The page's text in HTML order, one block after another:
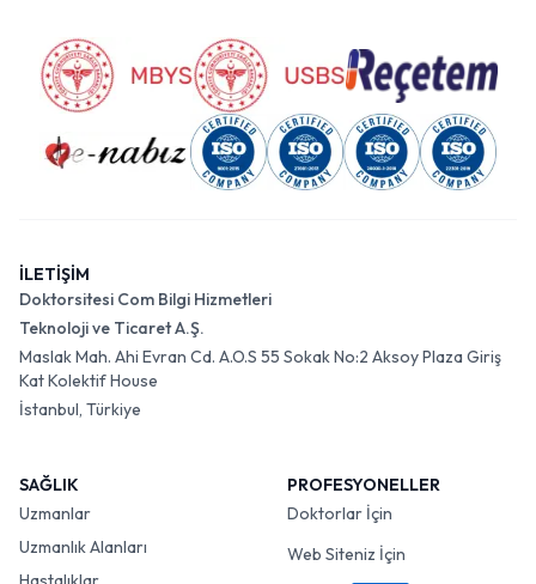
İLETİŞİM
Doktorsitesi Com Bilgi Hizmetleri
Teknoloji ve Ticaret A.Ş.
Maslak Mah. Ahi Evran Cd. A.O.S 55 Sokak No:2 Aksoy Plaza Giriş
Kat Kolektif House
İstanbul, Türkiye
SAĞLIK
Uzmanlar
Uzmanlık Alanları
PROFESYONELLER
Doktorlar İçin
Web Siteniz İçin